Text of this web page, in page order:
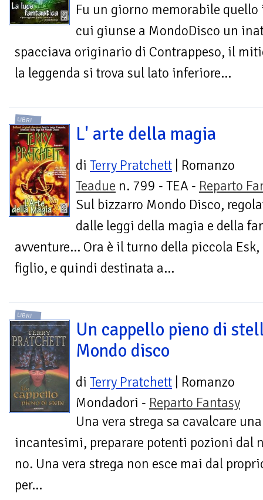
Fu un giorno memorabile quello
cui giunse a MondoDisco un
spacciava originario di Contrappeso, il
la leggenda si trova sul lato inferiore...
LIBRI
L' arte della magia
di Terry Pratchett | Romanzo
Teadue n. 799 - TEA - Reparto
Sul bizzarro Mondo Disco,
dalle leggi della magia e della
avventure... Ora è il turno della piccola
figlio, e quindi destinata a...
LIBRI
Un cappello pieno di
Mondo disco
di Terry Pratchett | Romanzo
Mondadori - Reparto Fantasy
Una vera strega sa cavalcare
incantesimi, preparare potenti pozioni dal
no. Una vera strega non esce mai dal
per...